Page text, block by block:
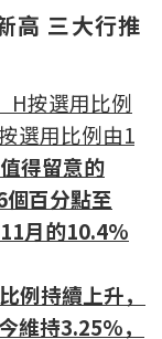
高 三大行推
H按選用比例
選用比例由1
值得留意的
百分點至
月的10.4%
例持續上升，
維持3.25%，